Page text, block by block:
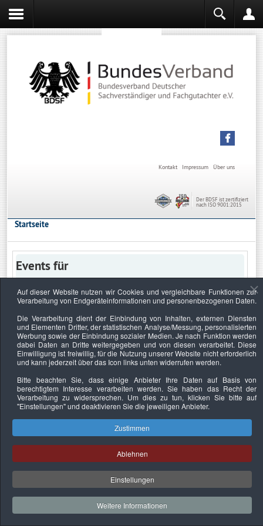
Über uns
Impressum
Kontakt
Der BDSF ist zertifiziert
nach ISO 9001:2015
Startseite
Events für
Keine Termine
Datenschutzerklärung Urheberrechtsnachweise Nachhaltigkeit
Copyright © 2026. Bundesverband Deutscher
Sachverständiger und Fachgutachter e.V..
Auf dieser Website nutzen wir Cookies und vergleichbare Funktionen zur
Verarbeitung von Endgeräteinformationen und personenbezogenen Daten.
Die Verarbeitung dient der Einbindung von Inhalten, externen Diensten
und Elementen Dritter, der statistischen Analyse/Messung, personalisierten
Werbung sowie der Einbindung sozialer Medien. Je nach Funktion werden
dabei Daten an Dritte weitergegeben und von diesen verarbeitet. Diese
Einwilligung ist freiwillig, für die Nutzung unserer Website nicht erforderlich
und kann jederzeit über das Icon links unten widerrufen werden.
Bitte beachten Sie, dass einige Anbieter Ihre Daten auf Basis von
berechtigtem Interesse verarbeiten werden. Sie haben das Recht der
Verarbeitung zu widersprechen. Um dies zu tun, klicken Sie bitte auf
"Einstellungen"und deaktivieren Sie die jeweiligen Anbieter.
Zustimmen
Ablehnen
Einstellungen
Weitere Informationen